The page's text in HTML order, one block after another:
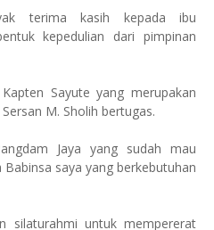
terima kasih kepada ibu
kepedulian dari pimpinan
Sayute yang merupakan
M. Sholih bertugas.
Jaya yang sudah mau
saya yang berkebutuhan
silaturahmi untuk mempererat